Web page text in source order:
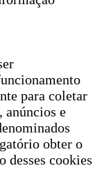
para coletar
anúncios e
obter o
desses cookies